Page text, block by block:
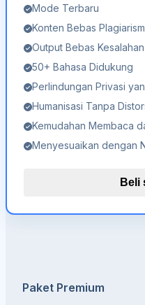
Mode Terbaru
Konten Bebas
Output Bebas Kesalahan
50+ Bahasa Didukung
Perlindungan Privasi
Humanisasi Tanpa
Kemudahan Membaca
Menyesuaikan dengan
Beli
Paket Premium